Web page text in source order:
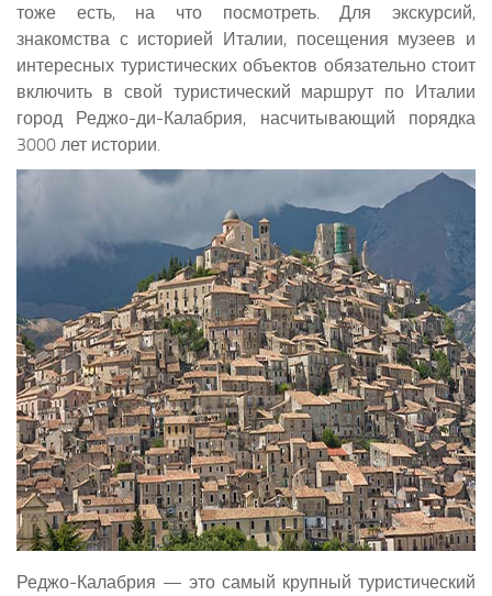
тоже есть, на что посмотреть. Для экскурсий,
знакомства с историей Италии, посещения музеев и
интересных туристических объектов обязательно стоит
включить в свой туристический маршрут по Италии
город Реджо-ди-Калабрия, насчитывающий порядка
3000 лет истории.
Реджо-Калабрия — это самый крупный туристический